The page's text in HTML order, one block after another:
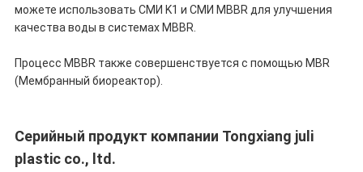
можете использовать СМИ K1 и СМИ MBBR для улучшения
качества воды в системах MBBR.
Процесс MBBR также совершенствуется с помощью MBR
(Мембранный биореактор).
Серийный продукт компании Tongxiang juli
plastic co., ltd.